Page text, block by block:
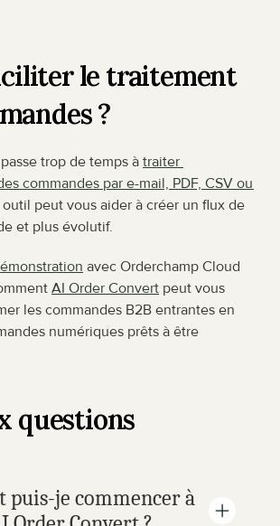
le traitement
?
trop de temps à traiter
commandes par e-mail, PDF, CSV ou
peut vous aider à créer un flux de
et plus évolutif.
avec Orderchamp Cloud
AI Order Convert peut vous
les commandes B2B entrantes en
numériques prêts à être
questions
puis-je commencer à